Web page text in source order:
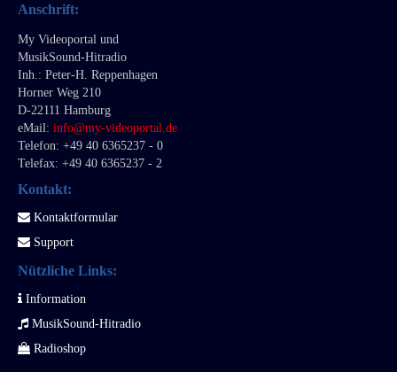
Anschrift:
My Videoportal und
MusikSound-Hitradio
Inh.: Peter-H. Reppenhagen
Horner Weg 210
D-22111 Hamburg
eMail: info@my-videoportal.de
Telefon: +49 40 6365237 - 0
Telefax: +49 40 6365237 - 2
Kontakt:
Kontaktformular
Support
Nützliche Links:
Information
MusikSound-Hitradio
Radioshop